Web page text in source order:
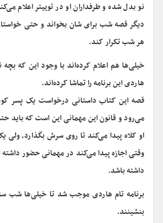
نو بدل شده و طرفداران او در توییتر اعلام
دیگر قصه شب برای شان بخواند و حتی
هر شب تکرار کند.
خیلی‌ها هم اعلام کرده‌اند با وجود این که بچه
هاردی این برنامه را تماشا کرده‌اند.
قصه این کتاب داستانی درخواست یک پسر
می‌رود و قانون این مهمانی این است که باید
او کلاه پیدا می‌کند تا روی سرش بگذارد،
وقتی اجازه پیدا می‌کند در مهمانی حضور
داشته باشد.
برنامه تام هاردی موجب شد تا خیلی‌ها شب
بنشینند.